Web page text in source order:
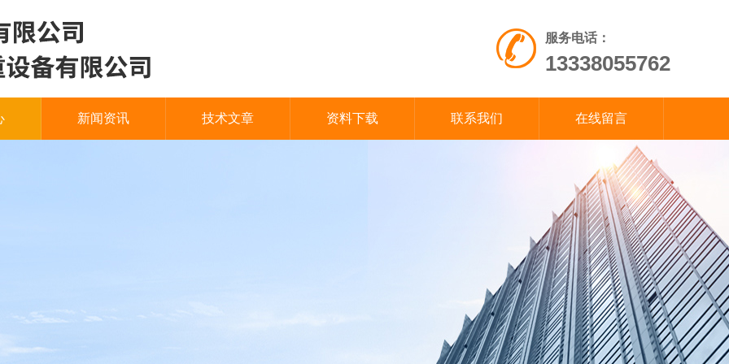
服务电话：
13338055762
新闻资讯 技术文章 资料下载 联系我们 在线留言